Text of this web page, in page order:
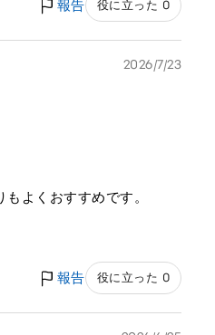
報告 役に立った 0
2026/7/23
よくおすすめです。
報告 役に立った 0